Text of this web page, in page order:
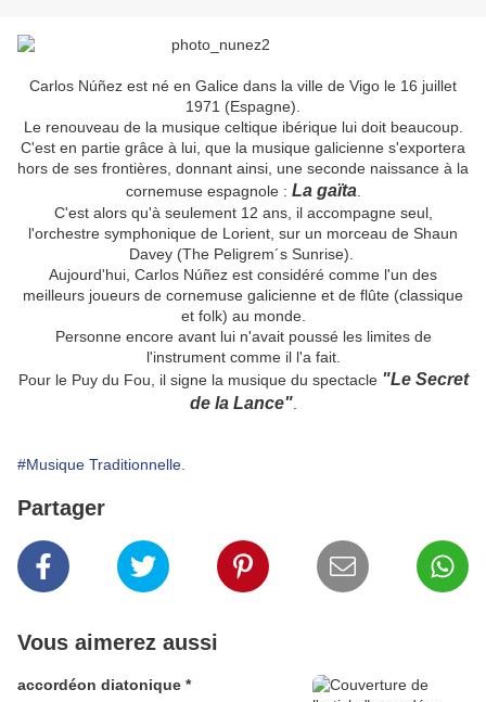
Carlos Núñez est né en Galice dans la ville de Vigo le 16 juillet
1971 (Espagne).
Le renouveau de la musique celtique ibérique lui doit beaucoup.
C'est en partie grâce à lui, que la musique galicienne s'exportera
hors de ses frontières, donnant ainsi, une seconde naissance à la
cornemuse espagnole : La gaïta.
C'est alors qu'à seulement 12 ans, il accompagne seul,
l'orchestre symphonique de Lorient, sur un morceau de Shaun
Davey (The Peligrem´s Sunrise).
Aujourd'hui, Carlos Núñez est considéré comme l'un des
meilleurs joueurs de cornemuse galicienne et de flûte (classique
et folk) au monde.
Personne encore avant lui n'avait poussé les limites de
l'instrument comme il l'a fait.
Pour le Puy du Fou, il signe la musique du spectacle "Le Secret
de la Lance".
#Musique Traditionnelle.
Partager
Vous aimerez aussi
accordéon diatonique *